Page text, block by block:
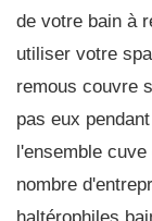
de votre bain à
utiliser votre
remous couvre
pas eux
l'ensemble
nombre